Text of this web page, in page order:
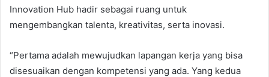
Innovation Hub hadir sebagai ruang untuk
mengembangkan talenta, kreativitas, serta inovasi.
“Pertama adalah mewujudkan lapangan kerja yang bisa
disesuaikan dengan kompetensi yang ada. Yang kedua